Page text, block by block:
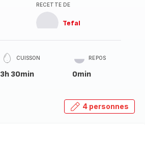
RECETTE DE
Tefal
CUISSON
3h 30min
REPOS
0min
4 personnes